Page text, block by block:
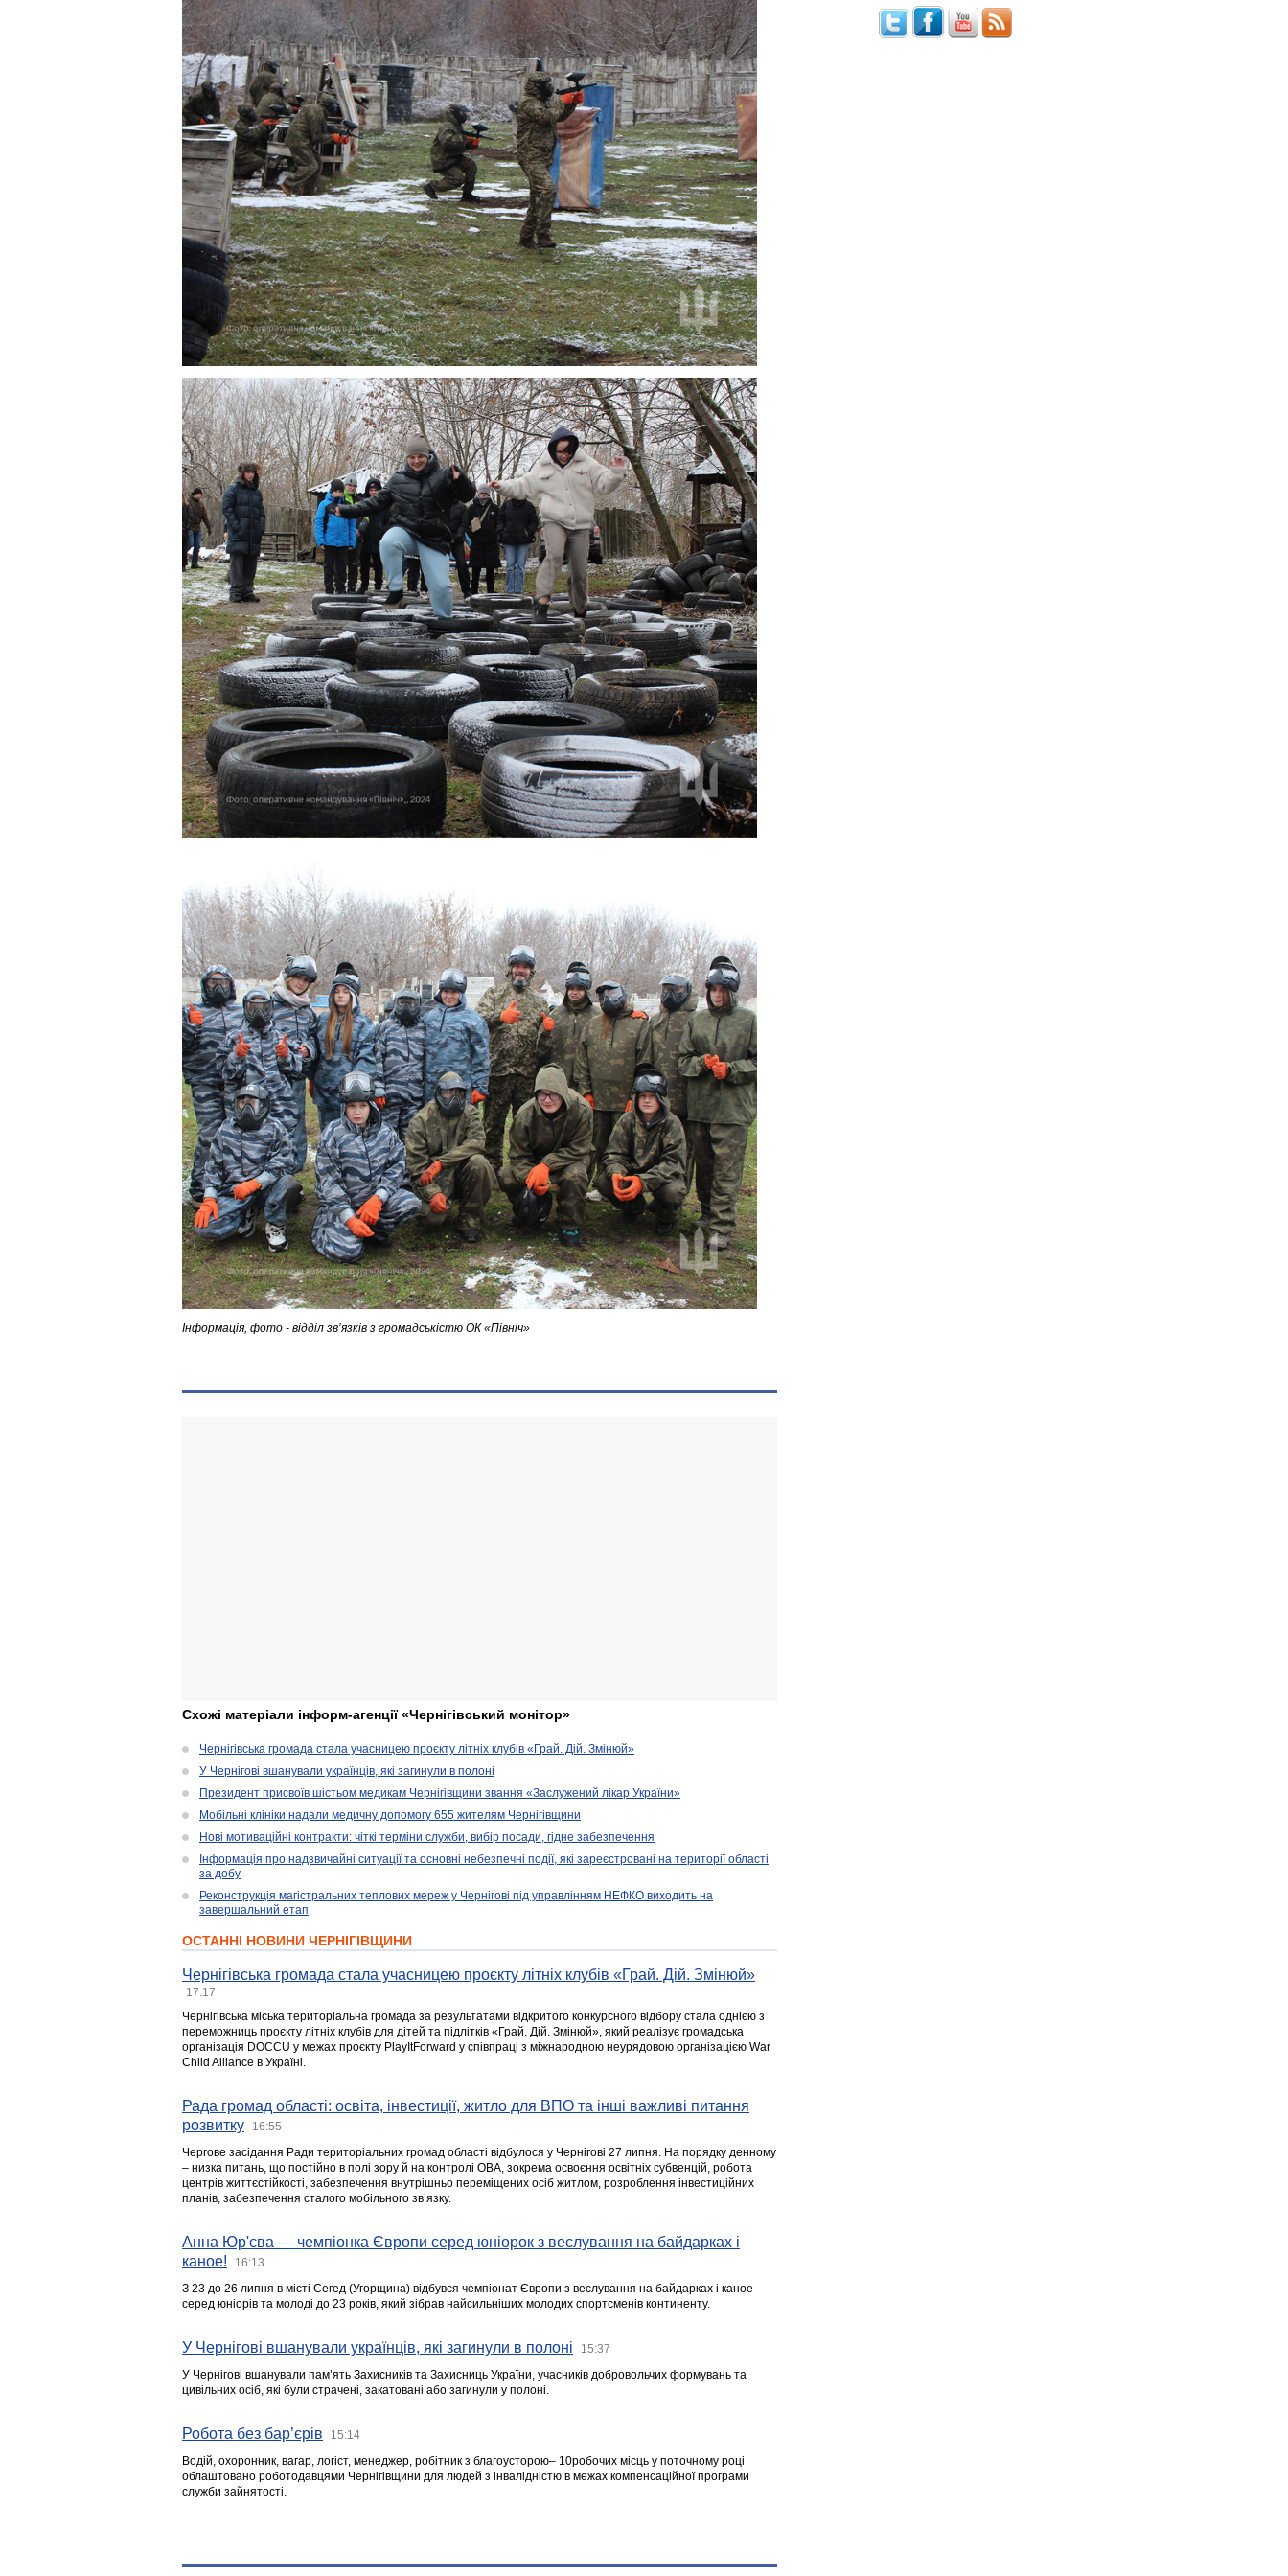
Інформація, фото - відділ зв’язків з громадськістю ОК «Північ»
Схожі матеріали інформ-агенції «Чернігівський монітор»
Чернігівська громада стала учасницею проєкту літніх клубів «Грай. Дій. Змінюй»
У Чернігові вшанували українців, які загинули в полоні
Президент присвоїв шістьом медикам Чернігівщини звання «Заслужений лікар України»
Мобільні клініки надали медичну допомогу 655 жителям Чернігівщини
Нові мотиваційні контракти: чіткі терміни служби, вибір посади, гідне забезпечення
Інформація про надзвичайні ситуації та основні небезпечні події, які зареєстровані на території області
за добу
Реконструкція магістральних теплових мереж у Чернігові під управлінням НЕФКО виходить на
завершальний етап
ОСТАННІ НОВИНИ ЧЕРНІГІВЩИНИ
Чернігівська громада стала учасницею проєкту літніх клубів «Грай. Дій. Змінюй»
17:17
Чернігівська міська територіальна громада за результатами відкритого конкурсного відбору стала однією з
переможниць проєкту літніх клубів для дітей та підлітків «Грай. Дій. Змінюй», який реалізує громадська
організація DOCCU у межах проєкту PlayItForward у співпраці з міжнародною неурядовою організацією War
Child Alliance в Україні.
Рада громад області: освіта, інвестиції, житло для ВПО та інші важливі питання
розвитку
16:55
Чергове засідання Ради територіальних громад області відбулося у Чернігові 27 липня. На порядку денному
– низка питань, що постійно в полі зору й на контролі ОВА, зокрема освоєння освітніх субвенцій, робота
центрів життєстійкості, забезпечення внутрішньо переміщених осіб житлом, розроблення інвестиційних
планів, забезпечення сталого мобільного зв’язку.
Анна Юр'єва — чемпіонка Європи серед юніорок з веслування на байдарках і
каное!
16:13
З 23 до 26 липня в місті Сегед (Угорщина) відбувся чемпіонат Європи з веслування на байдарках і каное
серед юніорів та молоді до 23 років, який зібрав найсильніших молодих спортсменів континенту.
У Чернігові вшанували українців, які загинули в полоні 15:37
У Чернігові вшанували пам’ять Захисників та Захисниць України, учасників добровольчих формувань та
цивільних осіб, які були страчені, закатовані або загинули у полоні.
Робота без бар’єрів 15:14
Водій, охоронник, вагар, логіст, менеджер, робітник з благоусторою– 10робочих місць у поточному році
облаштовано роботодавцями Чернігівщини для людей з інвалідністю в межах компенсаційної програми
служби зайнятості.